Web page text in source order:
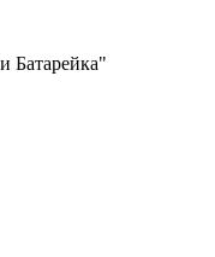
Батарейка"